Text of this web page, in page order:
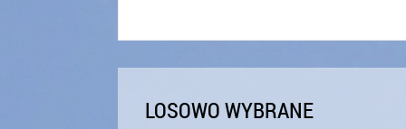
LOSOWO WYBRANE